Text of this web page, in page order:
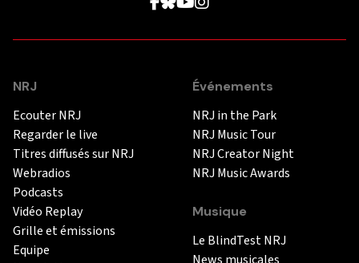
NRJ
Ecouter NRJ
Regarder le live
Titres diffusés sur NRJ
Webradios
Podcasts
Vidéo Replay
Grille et émissions
Equipe
Événements
NRJ in the Park
NRJ Music Tour
NRJ Creator Night
NRJ Music Awards
Musique
Le BlindTest NRJ